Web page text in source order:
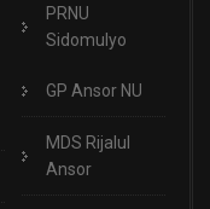
PRNU
Sidomulyo
GP Ansor NU
MDS Rijalul
Ansor